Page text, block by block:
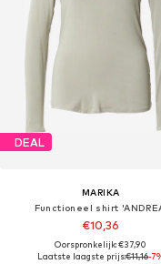
DEAL
MARIKA
Functioneel shirt
€10,36
Oorspronkelijk: €37,90
Laatste laagste prijs:€11,16-